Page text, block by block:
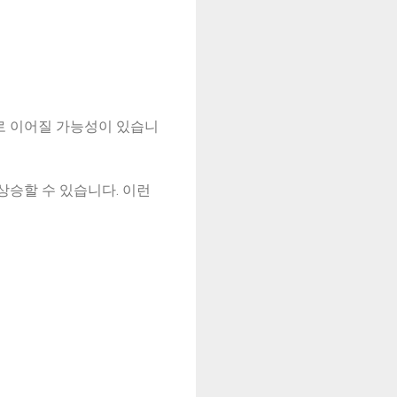
이어질 가능성이 있습니
승할 수 있습니다. 이런